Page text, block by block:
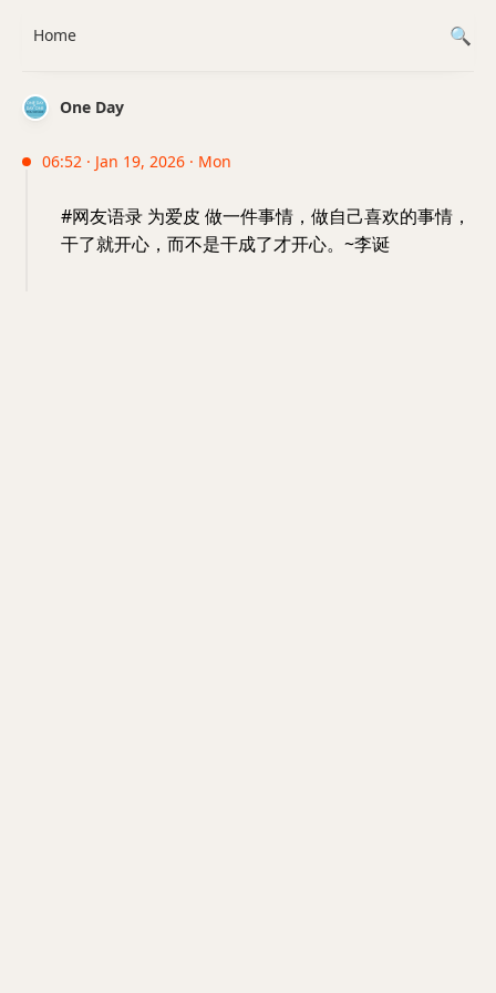
One Day
06:52 · Jan 19, 2026 · Mon
#网友语录 为爱皮 做一件事情，做自己喜欢的事情，
干了就开心，而不是干成了才开心。~李诞
Home